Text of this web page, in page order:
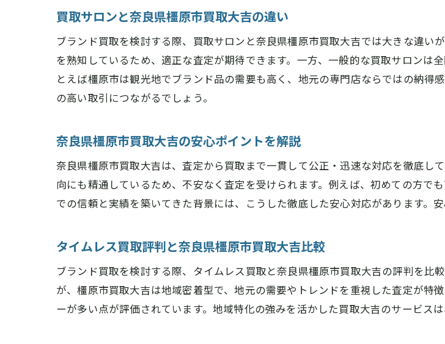
奈良県橿原市買取大吉のスム
ブランド買取時の疑問は奈良
奈良県橿原市買取大吉で安心し
奈良県橿原市買取大吉は査定
奈良県橿原市買取大吉で安心
納得感のある奈良県橿原市買
奈良県橿原市買取大吉の信頼
買取サロンと奈良県橿原市買取大吉の違い
ブランド買取を検討する際、買取サロンと奈良県橿原市買取大吉では大きな違い
を熟知しているため、適正な査定が期待できます。一方、一般的な買取サロンは
とえば橿原市は観光地でブランド品の需要も高く、地元の専門店ならではの納得
の高い取引につながるでしょう。
奈良県橿原市買取大吉の安心ポイントを解説
奈良県橿原市買取大吉は、査定から買取まで一貫して公正・迅速な対応を徹底し
向にも精通しているため、不安なく査定を受けられます。例えば、初めての方で
での信頼と実績を築いてきた背景には、こうした徹底した安心対応があります。
タイムレス買取評判と奈良県橿原市買取大吉比較
ブランド買取を検討する際、タイムレス買取と奈良県橿原市買取大吉の評判を比
が、橿原市買取大吉は地域密着型で、地元の需要やトレンドを重視した査定が特
ーが多い点が評価されています。地域特化の強みを活かした買取大吉のサービス